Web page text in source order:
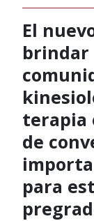
El
brindar
terapia
de
para